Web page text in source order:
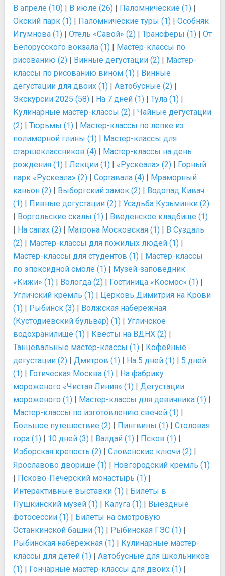
В апреле (10) | В июле (26) | Паломнические (1) |
Окский парк (1) | Паломнические туры (1) | Особняк
Игумнова (1) | Отель «Савой» (2) | Трансферы (1) | От
Белорусского вокзала (1) | Мастер-классы по
рисованию (2) | Винные дегустации (2) | Мастер-
классы по рисованию вином (1) | Винные
дегустации для двоих (1) | Автобусные (2) |
Экскурсии 2025 (58) | На 7 дней (1) | Тула (1) |
Кулинарные мастер-классы (2) | Чайные дегустации
(2) | Тюрьмы (1) | Мастер-классы по лепке из
полимерной глины (1) | Мастер-классы для
старшеклассников (4) | Мастер-классы на день
рождения (1) | Лекции (1) | «Рускеала» (2) | Горный
парк «Рускеала» (2) | Сортавала (4) | Мраморный
каньон (2) | Выборгский замок (2) | Водопад Кивач
(1) | Пивные дегустации (2) | Усадьба Кузьминки (2)
| Воргольские скалы (1) | Введенское кладбище (1)
| На сапах (2) | Матрона Московская (1) | В Суздаль
(2) | Мастер-классы для пожилых людей (1) |
Мастер-классы для студентов (1) | Мастер-классы
по эпоксидной смоле (1) | Музей-заповедник
«Кижи» (1) | Вологда (2) | Гостиница «Космос» (1) |
Угличский кремль (1) | Церковь Димитрия на Крови
(1) | Рыбинск (3) | Волжская набережная
(Кустодиевский бульвар) (1) | Угличское
водохранилище (1) | Квесты на ВДНХ (2) |
Танцевальные мастер-классы (1) | Кофейные
дегустации (2) | Дмитров (1) | На 5 дней (1) | 5 дней
(1) | Готическая Москва (1) | На фабрику
мороженого «Чистая Линия» (1) | Дегустации
мороженого (1) | Мастер-классы для девичника (1) |
Мастер-классы по изготовлению свечей (1) |
Большое путешествие (2) | Пингвины (1) | Столовая
гора (1) | 10 дней (3) | Валдай (1) | Псков (1) |
Изборская крепость (2) | Словенские ключи (2) |
Ярославово дворище (1) | Новгородский кремль (1)
| Псково-Печерский монастырь (1) |
Интерактивные выставки (1) | Билеты в
Пушкинский музей (1) | Калуга (1) | Выездные
фотосессии (1) | Билеты на смотровую
Останкинской башни (1) | Рыбинская ГЭС (1) |
Рыбинская набережная (1) | Кулинарные мастер-
классы для детей (1) | Автобусные для школьников
(1) | Гончарные мастер-классы для двоих (1) |